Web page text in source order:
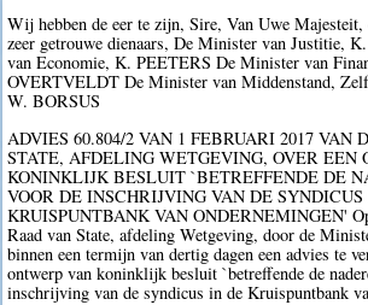
Wij hebben de eer te zijn, Sire, Van Uwe Majesteit,
zeer getrouwe dienaars, De Minister van Justitie,
van Economie, K. PEETERS De Minister van
OVERTVELDT De Minister van Middenstand,
W. BORSUS
ADVIES 60.804/2 VAN 1 FEBRUARI 2017 VAN
STATE, AFDELING WETGEVING, OVER EEN
KONINKLIJK BESLUIT `BETREFFENDE DE
VOOR DE INSCHRIJVING VAN DE
KRUISPUNTBANK VAN ONDERNEMINGEN'
Raad van State, afdeling Wetgeving, door de
binnen een termijn van dertig dagen een advies te
ontwerp van koninklijk besluit `betreffende de
inschrijving van de syndicus in de Kruispuntbank